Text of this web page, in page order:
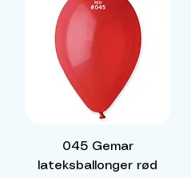
045 Gemar
lateksballonger rød